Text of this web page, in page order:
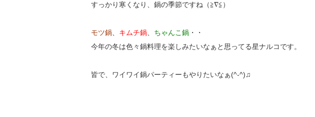
すっかり寒くなり、鍋の季節ですね（≧∇≦）
モツ鍋 キムチ鍋 ちゃんこ鍋 ・・
今年の冬は色々鍋料理を楽しみたいなぁと思ってる星ナルコです。
皆で、ワイワイ鍋パーティーもやりたいなぁ(^-^)♫